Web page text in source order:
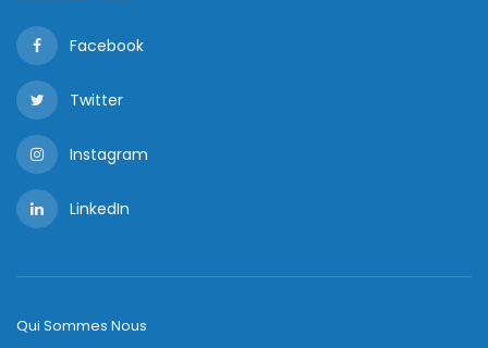
Facebook
Twitter
Instagram
LinkedIn
Qui Sommes Nous